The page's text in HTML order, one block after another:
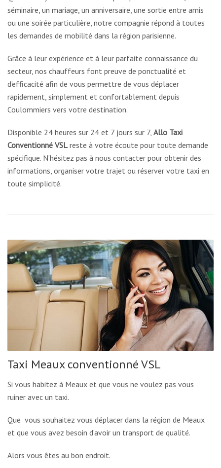
séminaire, un mariage, un anniversaire, une sortie entre amis
ou une soirée particulière, notre compagnie répond à toutes
les demandes de mobilité dans la région parisienne.
Grâce à leur expérience et à leur parfaite connaissance du
secteur, nos chauffeurs font preuve de ponctualité et
d’efficacité afin de vous permettre de vous déplacer
rapidement, simplement et confortablement depuis
Coulommiers vers votre destination.
Disponible 24 heures sur 24 et 7 jours sur 7, Allo Taxi
Conventionné VSL reste à votre écoute pour toute demande
spécifique. N’hésitez pas à nous contacter pour obtenir des
informations, organiser votre trajet ou réserver votre taxi en
toute simplicité.
Taxi Meaux conventionné VSL
Si vous habitez à Meaux et que vous ne voulez pas vous
ruiner avec un taxi.
Que vous souhaitez vous déplacer dans la région de Meaux
et que vous avez besoin d’avoir un transport de qualité.
Alors vous êtes au bon endroit.